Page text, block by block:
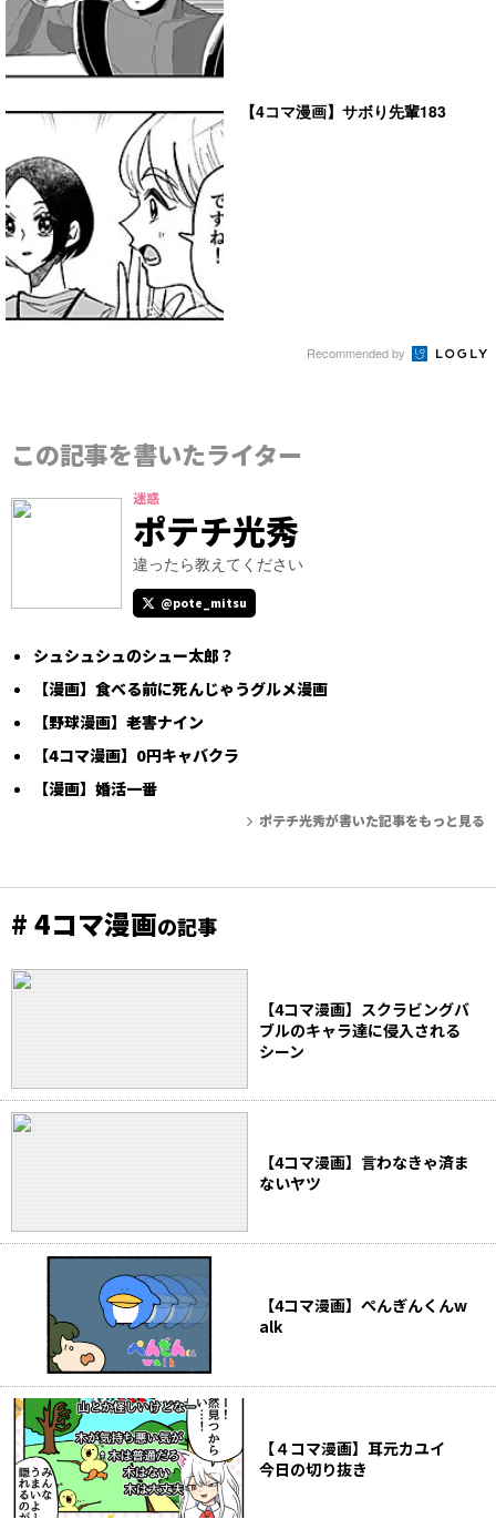
【4コマ漫画】サボり先輩183
Recommended by
この記事を書いたライター
迷惑
ポテチ光秀
違ったら教えてください
@pote_mitsu
シュシュシュのシュー太郎？
【漫画】食べる前に死んじゃうグルメ漫画
【野球漫画】老害ナイン
【4コマ漫画】0円キャバクラ
【漫画】婚活一番
ポテチ光秀が書いた記事をもっと見る
# 4コマ漫画の記事
【4コマ漫画】スクラビングバ
ブルのキャラ達に侵入される
シーン
【4コマ漫画】言わなきゃ済ま
ないヤツ
【4コマ漫画】ぺんぎんくんw
alk
【４コマ漫画】耳元カユイ
今日の切り抜き